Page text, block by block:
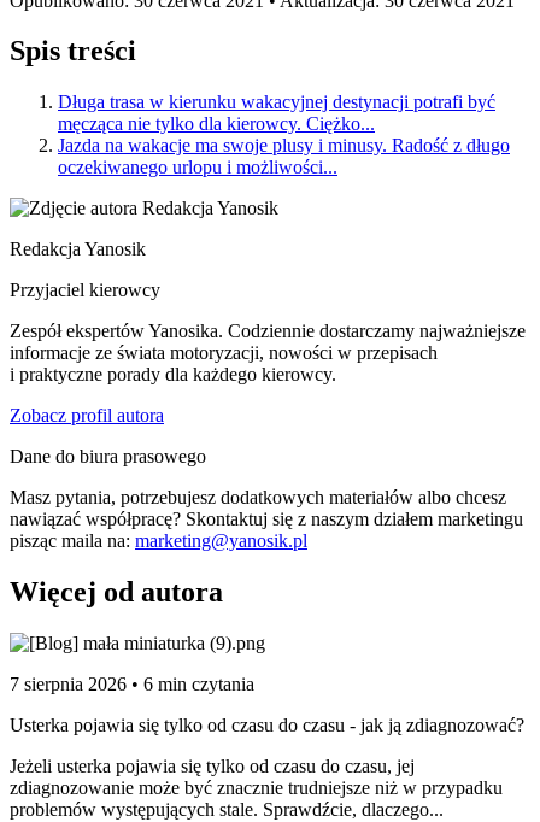
Spis treści
Długa trasa w kierunku wakacyjnej destynacji potrafi być
męcząca nie tylko dla kierowcy. Ciężko...
Jazda na wakacje ma swoje plusy i minusy. Radość z długo
oczekiwanego urlopu i możliwości...
Redakcja Yanosik
Przyjaciel kierowcy
Zespół ekspertów Yanosika. Codziennie dostarczamy najważniejsze
informacje ze świata motoryzacji, nowości w przepisach
i praktyczne porady dla każdego kierowcy.
Zobacz profil autora
Dane do biura prasowego
Masz pytania, potrzebujesz dodatkowych materiałów albo chcesz
nawiązać współpracę? Skontaktuj się z naszym działem marketingu
pisząc maila na: marketing@yanosik.pl
Więcej od autora
7 sierpnia 2026 • 6 min czytania
Usterka pojawia się tylko od czasu do czasu - jak ją zdiagnozować?
Jeżeli usterka pojawia się tylko od czasu do czasu, jej
zdiagnozowanie może być znacznie trudniejsze niż w przypadku
problemów występujących stale. Sprawdźcie, dlaczego...